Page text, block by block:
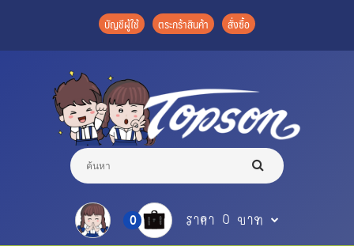
บัญชีผู้ใช้ ตระกร้าสินค้า สั่งซื้อ
0 ราคา 0 บาท